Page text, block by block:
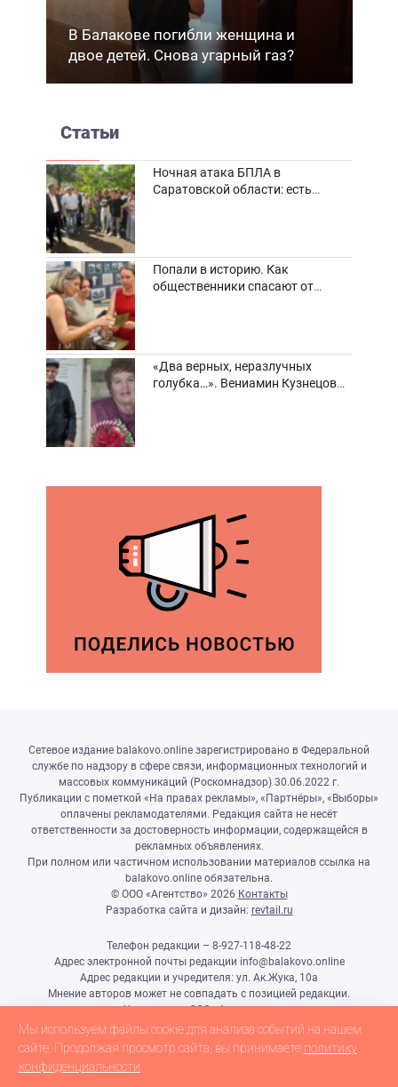
В Балакове погибли женщина и
двое детей. Снова угарный газ?
Статьи
Ночная атака БПЛА в
Саратовской области: есть
Попали в историю. Как
общественники спасают от
«Два верных, неразлучных
голубка…». Вениамин Кузнецов
Сетевое издание balakovo.online зарегистрировано в Федеральной
службе по надзору в сфере связи, информационных технологий и
массовых коммуникаций (Роскомнадзор) 30.06.2022 г.
Публикации с пометкой «На правах рекламы», «Партнёры», «Выборы»
оплачены рекламодателями. Редакция сайта не несёт
ответственности за достоверность информации, содержащейся в
рекламных объявлениях.
При полном или частичном использовании материалов ссылка на
balakovo.online обязательна.
© ООО «Агентство» 2026 Контакты
Разработка сайта и дизайн: revtail.ru
Телефон редакции – 8-927-118-48-22
Адрес электронной почты редакции info@balakovo.online
Адрес редакции и учредителя: ул. Ак.Жука, 10а
Мнение авторов может не совпадать с позицией редакции.
Учредитель: ООО «Агентство»
Гл.редактор Ивлиева Н.Н.
Настоящий ресурс может содержать материалы 18+
Мы используем файлы cookie для анализа событий на нашем
сайте. Продолжая просмотр сайта, вы принимаете политику
конфиденциальности